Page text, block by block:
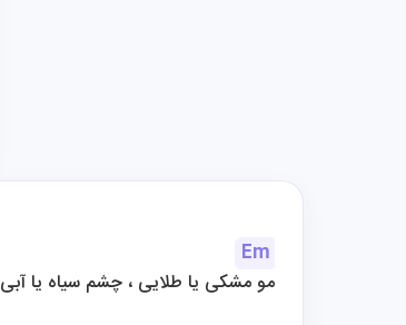
Em
مو مشکی یا طلایی ، چشم سیاه یا آبی